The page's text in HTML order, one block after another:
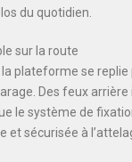
du quotidien.
sur la route
la plateforme se
Des feux
le système de
et sécurisée à